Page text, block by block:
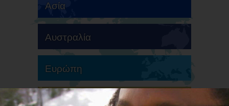
Ασία
Αυστραλία
Ευρώπη
Νότια Αμερική